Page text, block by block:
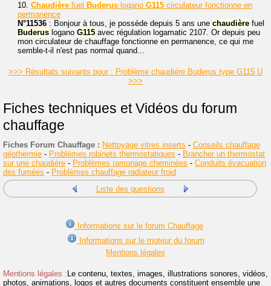
10. Chaudière fuel Buderus logano G115 circulateur fonctionne en
permanence
N°11536 : Bonjour à tous, je possède depuis 5 ans une chaudière fuel
Buderus logano G115 avec régulation logamatic 2107. Or depuis peu
mon circulateur de chauffage fonctionne en permanence, ce qui me
semble-t-il n'est pas normal quand...
>>> Résultats suivants pour : Problème chaudière Buderus type G115 U
>>>
Fiches techniques et Vidéos du forum
chauffage
Fiches Forum Chauffage : Nettoyage vitres inserts - Conseils chauffage
géothermie - Problèmes robinets thermostatiques - Brancher un thermostat
sur une chaudière - Problèmes ramonage cheminées - Conduits évacuation
des fumées - Problèmes chauffage radiateur froid
Liste des questions
Informations sur le forum Chauffage
Informations sur le moteur du forum
Mentions légales
Mentions légales : Le contenu, textes, images, illustrations sonores, vidéos,
photos, animations, logos et autres documents constituent ensemble une